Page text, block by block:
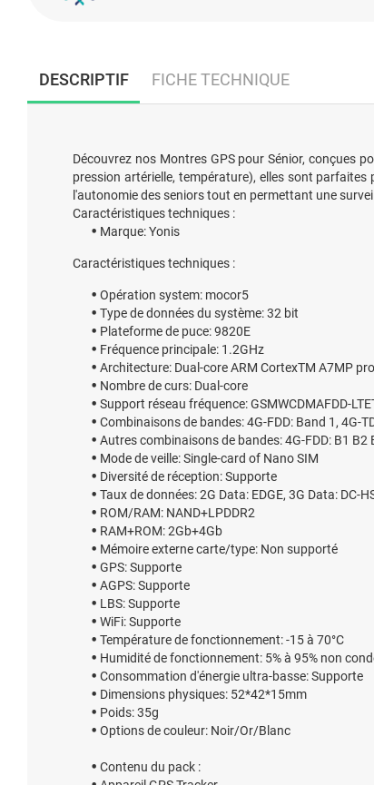
DESCRIPTIF FICHE TECHNIQUE
Découvrez nos Montres GPS pour Sénior, conçues
pression artérielle, température), elles sont
l'autonomie des seniors tout en permettant une
Caractéristiques techniques :
Marque: Yonis
Caractéristiques techniques :
Opération system: mocor5
Type de données du système: 32 bit
Plateforme de puce: 9820E
Fréquence principale: 1.2GHz
Architecture: Dual-core ARM CortexTM A7MP
Nombre de curs: Dual-core
Support réseau fréquence: GSMWCDMAFDD-
Combinaisons de bandes: 4G-FDD: Band 1, 4G-
Autres combinaisons de bandes: 4G-FDD: B1 B2
Mode de veille: Single-card of Nano SIM
Diversité de réception: Supporte
Taux de données: 2G Data: EDGE, 3G Data: DC-
ROM/RAM: NAND+LPDDR2
RAM+ROM: 2Gb+4Gb
Mémoire externe carte/type: Non supporté
GPS: Supporte
AGPS: Supporte
LBS: Supporte
WiFi: Supporte
Température de fonctionnement: -15 à 70°C
Humidité de fonctionnement: 5% à 95% non
Consommation d'énergie ultra-basse: Supporte
Dimensions physiques: 52*42*15mm
Poids: 35g
Options de couleur: Noir/Or/Blanc
Contenu du pack :